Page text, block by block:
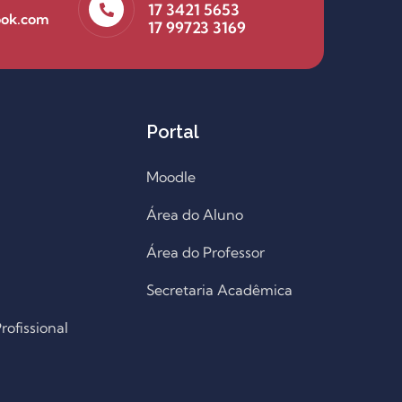
17 3421 5653
17 99723 3169
Portal
Moodle
Área do Aluno
Área do Professor
Secretaria Acadêmica